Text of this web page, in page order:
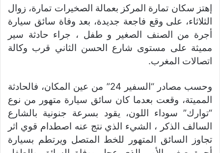
إهتز سكان تمارة المركز بعمالة الصخيرات تمارة، زوال
الثلاثاء، على وقع فاجعة جديدة، بعد وفاة سائق سيارة
أجرة من الصنف الصغير و طفل ، جراء حادثة سير
مميثة على مستوى شارع الحسن الثاني قرب وكالة
اتصالات المغرب.
وحسب مصادر “السفير 24” من عين المكان، فالحادثة
المميتة، وقعت بعدما كان سائق سيارة متهور من نوع
“توارك” سوداء اللون، يقود بسرعة جنونية بالشارع
السالف الذكر ، الشيء الذي نتج عنه اصطدام قوي اثر
تجاوز السائق المتهور للخط المتصل ويرتطم بسيارة